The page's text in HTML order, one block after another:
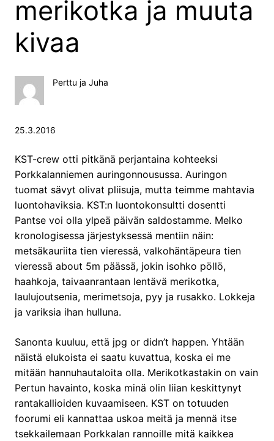
merikotka ja muuta
kivaa
Perttu ja Juha
25.3.2016
KST-crew otti pitkänä perjantaina kohteeksi
Porkkalanniemen auringonnousussa. Auringon
tuomat sävyt olivat pliisuja, mutta teimme mahtavia
luontohaviksia. KST:n luontokonsultti dosentti
Pantse voi olla ylpeä päivän saldostamme. Melko
kronologisessa järjestyksessä mentiin näin:
metsäkauriita tien vieressä, valkohäntäpeura tien
vieressä about 5m päässä, jokin isohko pöllö,
haahkoja, taivaanrantaan lentävä merikotka,
laulujoutsenia, merimetsoja, pyy ja rusakko. Lokkeja
ja variksia ihan hulluna.
Sanonta kuuluu, että jpg or didn’t happen. Yhtään
näistä elukoista ei saatu kuvattua, koska ei me
mitään hannuhautaloita olla. Merikotkastakin on vain
Pertun havainto, koska minä olin liian keskittynyt
rantakallioiden kuvaamiseen. KST on totuuden
foorumi eli kannattaa uskoa meitä ja mennä itse
tsekkailemaan Porkkalan rannoille mitä kaikkea